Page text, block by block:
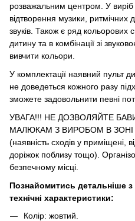
розважальним центром. У виріб
відтворення музики, ритмічних
звуків. Також є ряд кольорових
дитину та в комбінації зі
вивчити кольори.
У комплектації наявний пульт
не доведеться кожного разу
зможете задовольнити певні
УВАГА!!! НЕ ДОЗВОЛЯЙТЕ
МАЛЮКАМ З ВИРОБОМ В
(наявність сходів у приміщені,
доріжок поблизу тощо).
безпечному місці.
Познайомитись детальніше
технічні характеристики:
Колір: жовтий.